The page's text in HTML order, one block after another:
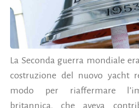
La Seconda guerra mondiale
costruzione del nuovo yacht
modo per riaffermare
britannica, che aveva